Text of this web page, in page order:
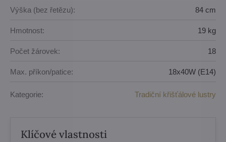
Výška (bez řetězu): 84 cm
Hmotnost: 19 kg
Počet žárovek: 18
Max. příkon/patice: 18x40W (E14)
Kategorie: Tradiční křišťálové lustry
Klíčové vlastnosti